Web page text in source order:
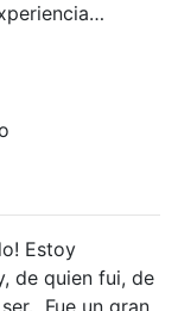
Estoy
de quien fui, de
Fue un gran